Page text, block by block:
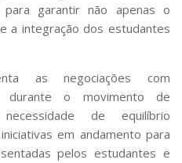
garantir não apenas o
a integração dos estudantes
as negociações com
durante o movimento de
de equilíbrio
em andamento para
pelos estudantes e